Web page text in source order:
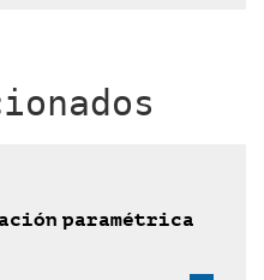
paramétrica